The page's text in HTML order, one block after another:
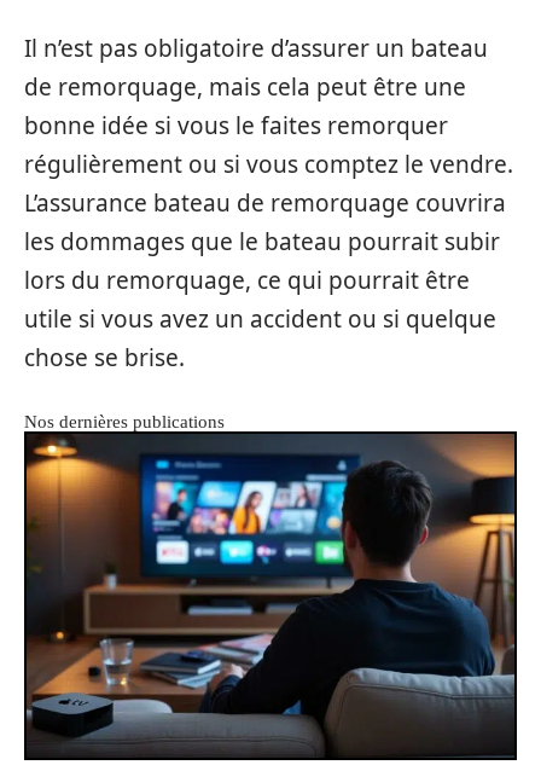
Il n’est pas obligatoire d’assurer un bateau
de remorquage, mais cela peut être une
bonne idée si vous le faites remorquer
régulièrement ou si vous comptez le vendre.
L’assurance bateau de remorquage couvrira
les dommages que le bateau pourrait subir
lors du remorquage, ce qui pourrait être
utile si vous avez un accident ou si quelque
chose se brise.
Nos dernières publications